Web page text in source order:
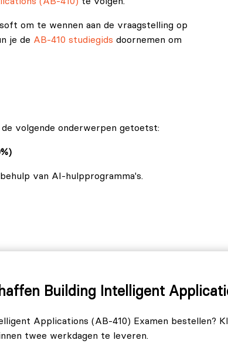
om te wennen aan de vraagstelling op
je de AB-410 studiegids doornemen om
volgende onderwerpen getoetst:
van AI-hulpprogramma's.
45%) Building Intelligent
Applications (AB-410) Examen bestellen?
twee werkdagen te leveren.